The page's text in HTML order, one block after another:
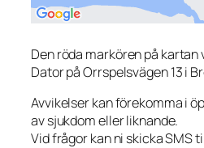
Den röda markören på
Dator på Orrspelsvägen 13 i
Avvikelser kan förekomma i
av sjukdom eller liknande.
Vid frågor kan ni skicka SMS